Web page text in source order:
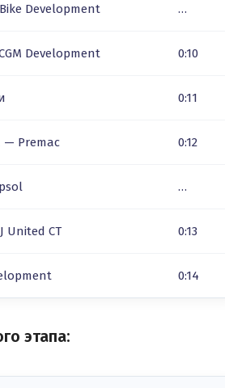
Development …
Development 0:10
0:11
— Premac 0:12
…
United CT 0:13
0:14
этапа: